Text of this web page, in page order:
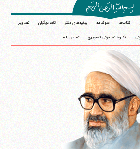
کتاب‌ها سوگنامه بیانیه‌های دفتر کلام دیگران تصاویر
نگارخانه صوتی تصویری تماس با ما
آیت‌الله منتظری
وب سایت رسمی آیت‌الله منتظری
میدان مصلّی، بلوار شهید محمّد منتظری، كوچه
کد پستی: 3713744381